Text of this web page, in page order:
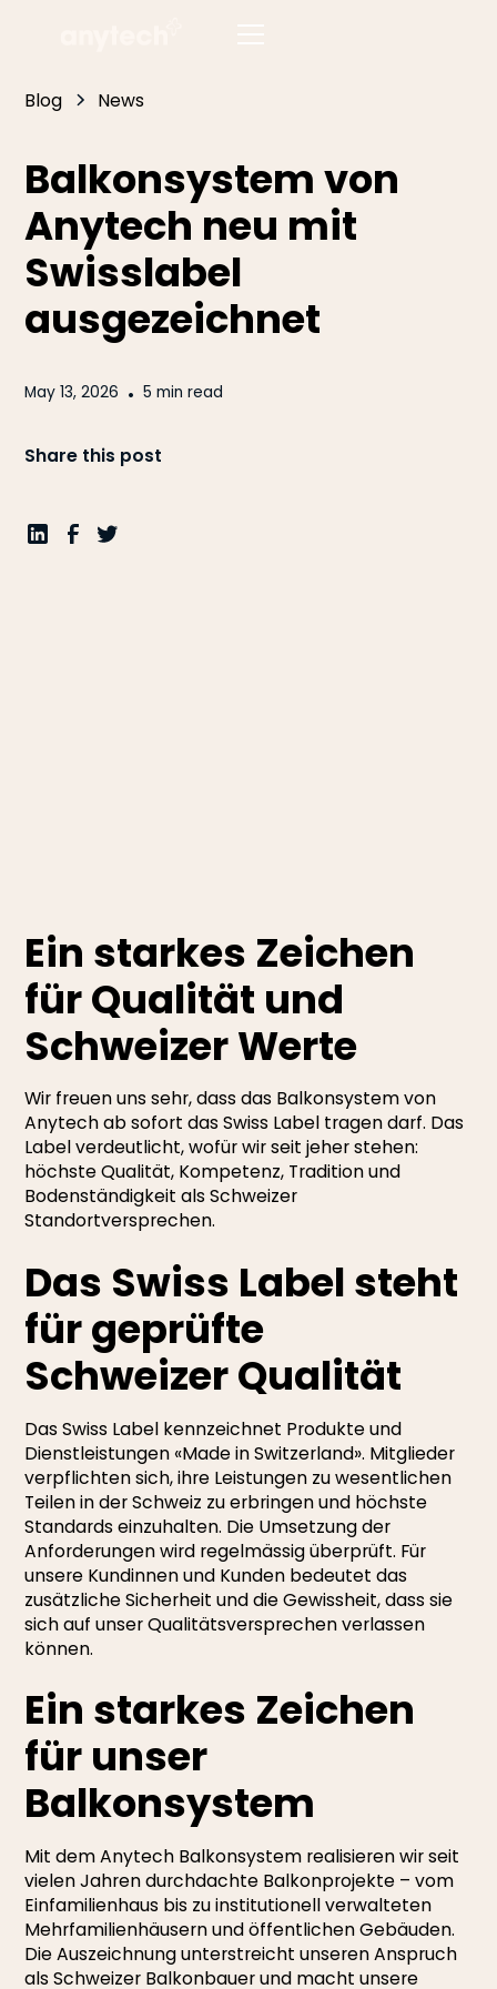
Blog News
Balkonsystem von
Anytech neu mit
Swisslabel
ausgezeichnet
May 13, 2026 • 5 min read
Share this post
Ein starkes Zeichen
für Qualität und
Schweizer Werte
Wir freuen uns sehr, dass das Balkonsystem von
Anytech ab sofort das Swiss Label tragen darf. Das
Label verdeutlicht, wofür wir seit jeher stehen:
höchste Qualität, Kompetenz, Tradition und
Bodenständigkeit als Schweizer
Standortversprechen.
Das Swiss Label steht
für geprüfte
Schweizer Qualität
Das Swiss Label kennzeichnet Produkte und
Dienstleistungen «Made in Switzerland». Mitglieder
verpflichten sich, ihre Leistungen zu wesentlichen
Teilen in der Schweiz zu erbringen und höchste
Standards einzuhalten. Die Umsetzung der
Anforderungen wird regelmässig überprüft. Für
unsere Kundinnen und Kunden bedeutet das
zusätzliche Sicherheit und die Gewissheit, dass sie
sich auf unser Qualitätsversprechen verlassen
können.
Ein starkes Zeichen
für unser
Balkonsystem
Mit dem Anytech Balkonsystem realisieren wir seit
vielen Jahren durchdachte Balkonprojekte – vom
Einfamilienhaus bis zu institutionell verwalteten
Mehrfamilienhäusern und öffentlichen Gebäuden.
Die Auszeichnung unterstreicht unseren Anspruch
als Schweizer Balkonbauer und macht unsere